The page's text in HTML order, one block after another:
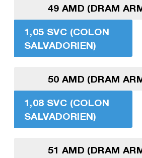
49 AMD (DRAM
1,05 SVC (COLON
SALVADORIEN)
50 AMD (DRAM
1,08 SVC (COLON
SALVADORIEN)
51 AMD (DRAM